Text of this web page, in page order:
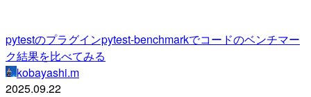
pytestのプラグインpytest-benchmarkでコードのベンチマー
ク結果を比べてみる
kobayashi.m
2025.09.22